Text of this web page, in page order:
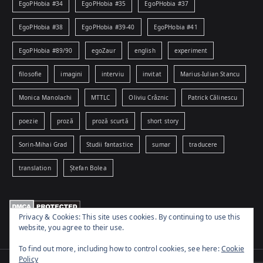
EgoPHobia #34 EgoPHobia #35 EgoPHobia #37
EgoPHobia #38 EgoPHobia #39-40 EgoPHobia #41
EgoPHobia #89/90 egoZaur english experiment
filosofie imagini interviu invitat Marius-Iulian Stancu
Monica Manolachi MTTLC Oliviu Crâznic Patrick Călinescu
poezie proză proză scurtă short story
Sorin-Mihai Grad Studii fantastice sumar traducere
translation Ștefan Bolea
Privacy & Cookies: This site uses cookies. By continuing to use this
website, you agree to their use.
To find out more, including how to control cookies, see here:Cookie
Policy